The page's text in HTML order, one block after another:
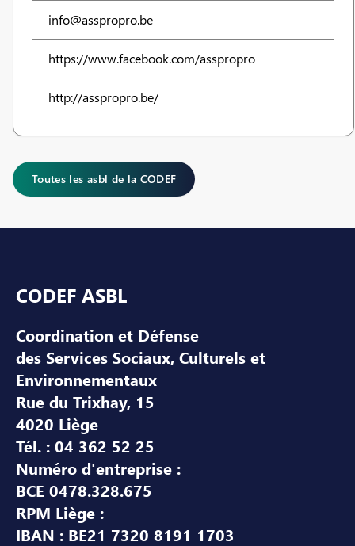
info@asspropro.be
https://www.facebook.com/asspropro
http://asspropro.be/
Toutes les asbl de la CODEF
CODEF ASBL
Coordination et Défense
des Services Sociaux, Culturels et
Environnementaux
Rue du Trixhay, 15
4020 Liège
Tél. : 04 362 52 25
Numéro d'entreprise :
BCE 0478.328.675
RPM Liège :
IBAN : BE21 7320 8191 1703